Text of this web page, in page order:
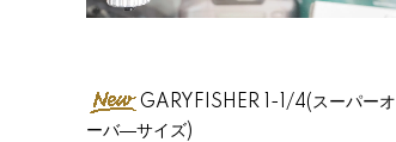
GARYFISHER 1-1/4(スーパーオ
ーバ―サイズ)